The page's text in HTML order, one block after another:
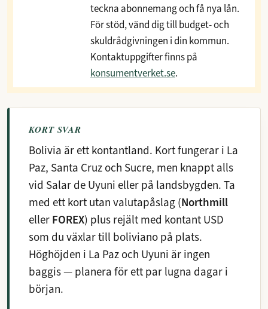
teckna abonnemang och få nya lån.
För stöd, vänd dig till budget- och
skuldrådgivningen i din kommun.
Kontaktuppgifter finns på
konsumentverket.se.
KORT SVAR
Bolivia är ett kontantland. Kort fungerar i La
Paz, Santa Cruz och Sucre, men knappt alls
vid Salar de Uyuni eller på landsbygden. Ta
med ett kort utan valutapåslag (Northmill
eller FOREX) plus rejält med kontant USD
som du växlar till boliviano på plats.
Höghöjden i La Paz och Uyuni är ingen
baggis — planera för ett par lugna dagar i
början.